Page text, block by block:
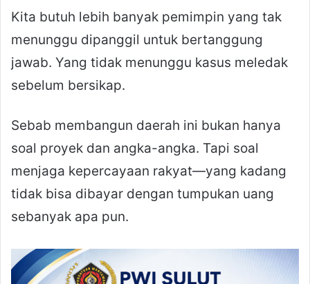
Kita butuh lebih banyak pemimpin yang tak
menunggu dipanggil untuk bertanggung
jawab. Yang tidak menunggu kasus meledak
sebelum bersikap.
Sebab membangun daerah ini bukan hanya
soal proyek dan angka-angka. Tapi soal
menjaga kepercayaan rakyat—yang kadang
tidak bisa dibayar dengan tumpukan uang
sebanyak apa pun.